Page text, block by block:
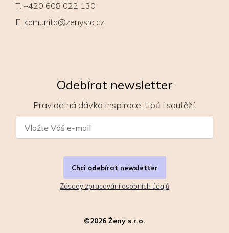
T: +420 608 022 130
E: komunita@zenysro.cz
Odebírat newsletter
Pravidelná dávka inspirace, tipů i soutěží.
Chci odebírat newsletter
Zásady zpracování osobních údajů
©2026 Ženy s.r.o.